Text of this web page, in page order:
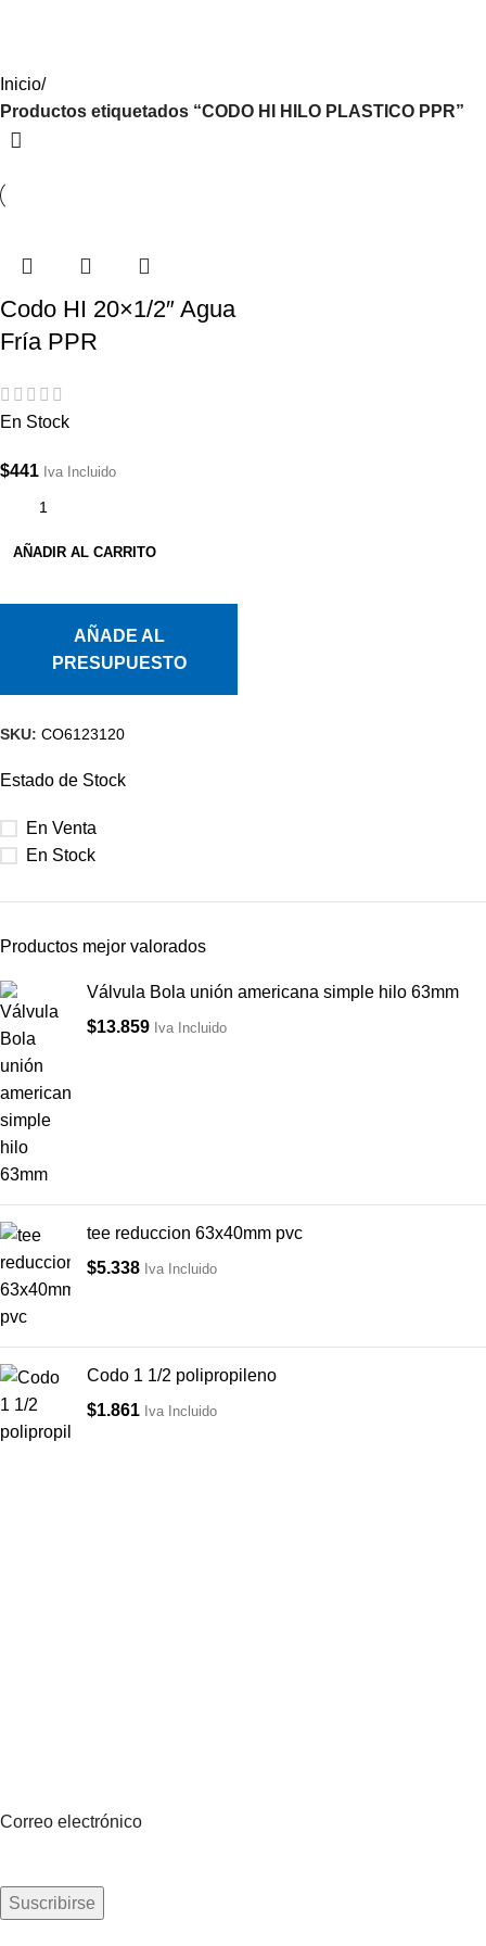
Estado de Stock
En Venta
En Stock
Productos mejor valorados
Válvula Bola unión americana simple hilo 63mm
$13.859 Iva Incluido
tee reduccion 63x40mm pvc
$5.338 Iva Incluido
Codo 1 1/2 polipropileno
$1.861 Iva Incluido
Inicio
Productos etiquetados “CODO HI HILO PLASTICO PPR”
Codo HI 20×1/2″ Agua
Fría PPR
En Stock
$441 Iva Incluido
AÑADIR AL CARRITO
AÑADE AL
PRESUPUESTO
SKU: CO6123120
Correo electrónico